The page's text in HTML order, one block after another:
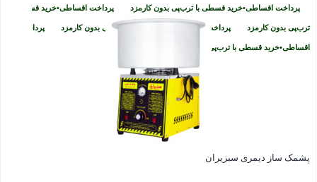
پرداخت اقساطی•خرید قسطی با ترب‌پی بدون کارمزد پرداخت اقساطی•خرید قسطی با
ترب‌پی بدون کارمزد پرداخت اقساطی خرید قسطی با ترب‌پی بدون کارمزد پرداخت
اقساطی•خرید قسطی با ترب‌پی بدون کارمزد
پشمک ساز دیمری سبزیران